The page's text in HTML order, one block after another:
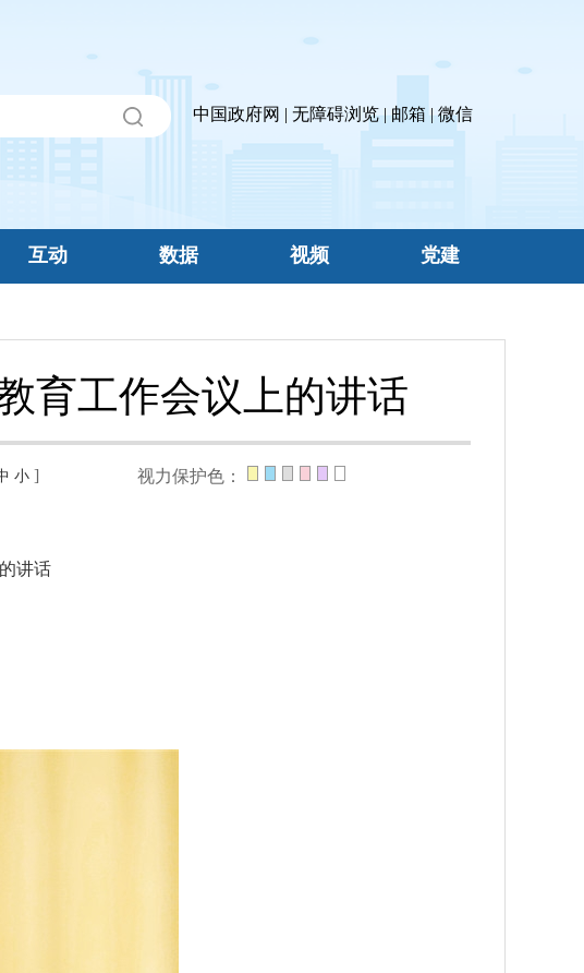
中国政府网 | 无障碍浏览|邮箱 |微信
互动 数据 视频 党建
育工作会议上的讲话
小 ] 视力保护色：
讲话